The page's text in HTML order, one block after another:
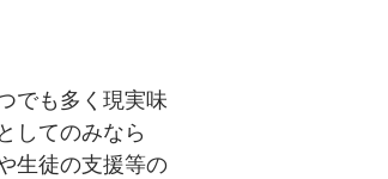
でも多く現実味
してのみなら
生徒の支援等の